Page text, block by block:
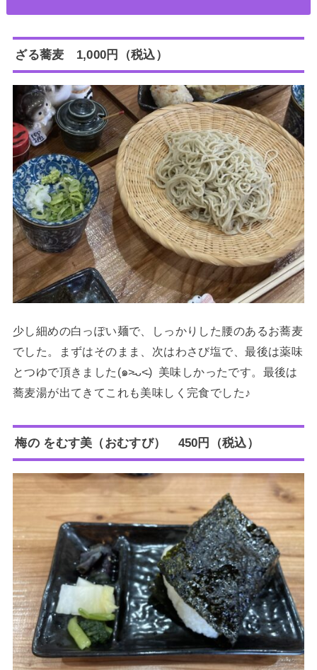
ざる蕎麦 1,000円（税込）
少し細めの白っぽい麺で、しっかりした腰のあるお蕎麦
でした。まずはそのまま、次はわさび塩で、最後は薬味
とつゆで頂きました(๑˃̵ᴗ˂̵) 美味しかったです。最後は
蕎麦湯が出てきてこれも美味しく完食でした♪
梅の をむす美（おむすび） 450円（税込）